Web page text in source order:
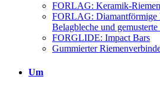
FORLAG: Keramik-
FORLAG: Diamantförmige
Belagbleche und
FORGLIDE: Impact Bars
Gummierter
Um